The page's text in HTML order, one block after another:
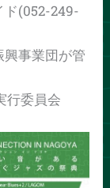
ド(052-249-
事業団が管
行委員会